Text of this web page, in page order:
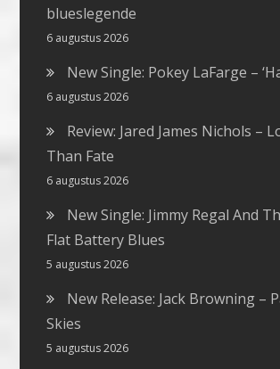
blueslegende
6 augustus 2026
New Single: Pokey LaFarge –
6 augustus 2026
Review: Jared James Nichols –
Than Fate
6 augustus 2026
New Single: Jimmy Regal And
Flat Battery Blues
5 augustus 2026
New Release: Jack Browning –
Skies
5 augustus 2026